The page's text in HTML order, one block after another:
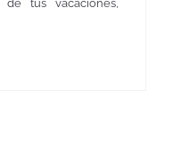
tus vacaciones,